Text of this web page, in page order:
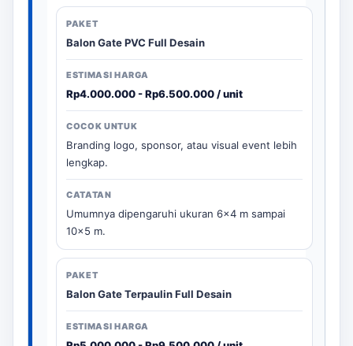
Balon Gate PVC Full Desain
Rp4.000.000 - Rp6.500.000 / unit
Branding logo, sponsor, atau visual event lebih
lengkap.
Umumnya dipengaruhi ukuran 6x4 m sampai
10x5 m.
Balon Gate Terpaulin Full Desain